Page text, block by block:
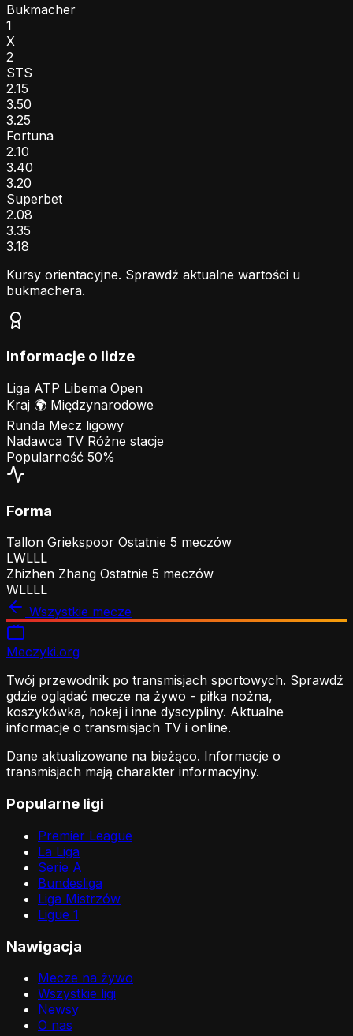
Bukmacher
1
X
2
STS
2.15
3.50
3.25
Fortuna
2.10
3.40
3.20
Superbet
2.08
3.35
3.18
Kursy orientacyjne. Sprawdź aktualne wartości u
bukmachera.
Informacje o lidze
Liga ATP Libema Open
Kraj 🌍 Międzynarodowe
Runda Mecz ligowy
Nadawca TV Różne stacje
Popularność 50%
Forma
Tallon Griekspoor Ostatnie 5 meczów
LWLLL
Zhizhen Zhang Ostatnie 5 meczów
WLLLL
Wszystkie mecze
Meczyki.org
Twój przewodnik po transmisjach sportowych. Sprawdź
gdzie oglądać mecze na żywo - piłka nożna,
koszykówka, hokej i inne dyscypliny. Aktualne
informacje o transmisjach TV i online.
Dane aktualizowane na bieżąco. Informacje o
transmisjach mają charakter informacyjny.
Popularne ligi
Premier League
La Liga
Serie A
Bundesliga
Liga Mistrzów
Ligue 1
Nawigacja
Mecze na żywo
Wszystkie ligi
Newsy
O nas